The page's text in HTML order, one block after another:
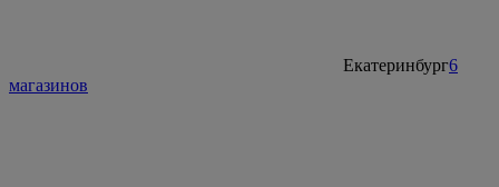
Екатеринбург6
магазинов